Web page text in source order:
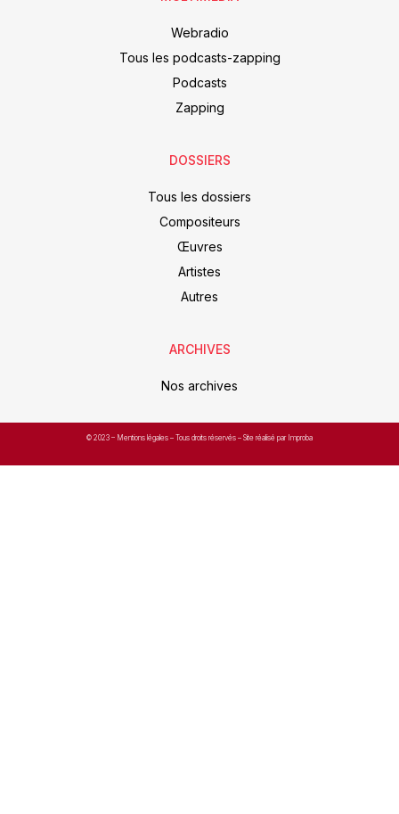
Webradio
Tous les podcasts-zapping
Podcasts
Zapping
DOSSIERS
Tous les dossiers
Compositeurs
Œuvres
Artistes
Autres
ARCHIVES
Nos archives
© 2023 – Mentions légales – Tous droits réservés – Site réalisé par Improba